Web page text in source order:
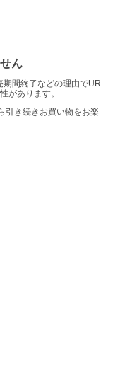
ん
間終了などの理由でUR
があります。
引き続きお買い物をお楽